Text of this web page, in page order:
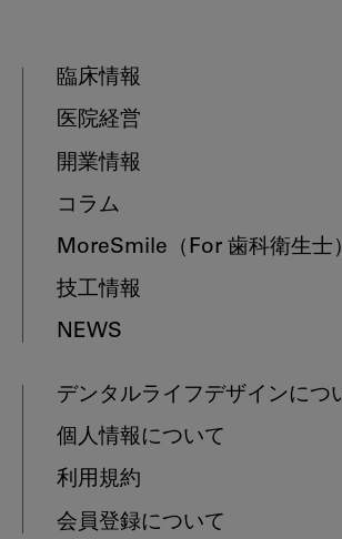
臨床情報
医院経営
開業情報
コラム
MoreSmile （For 歯科衛生士
技工情報
NEWS
デンタルライフデザインにつ
個人情報について
利用規約
会員登録について